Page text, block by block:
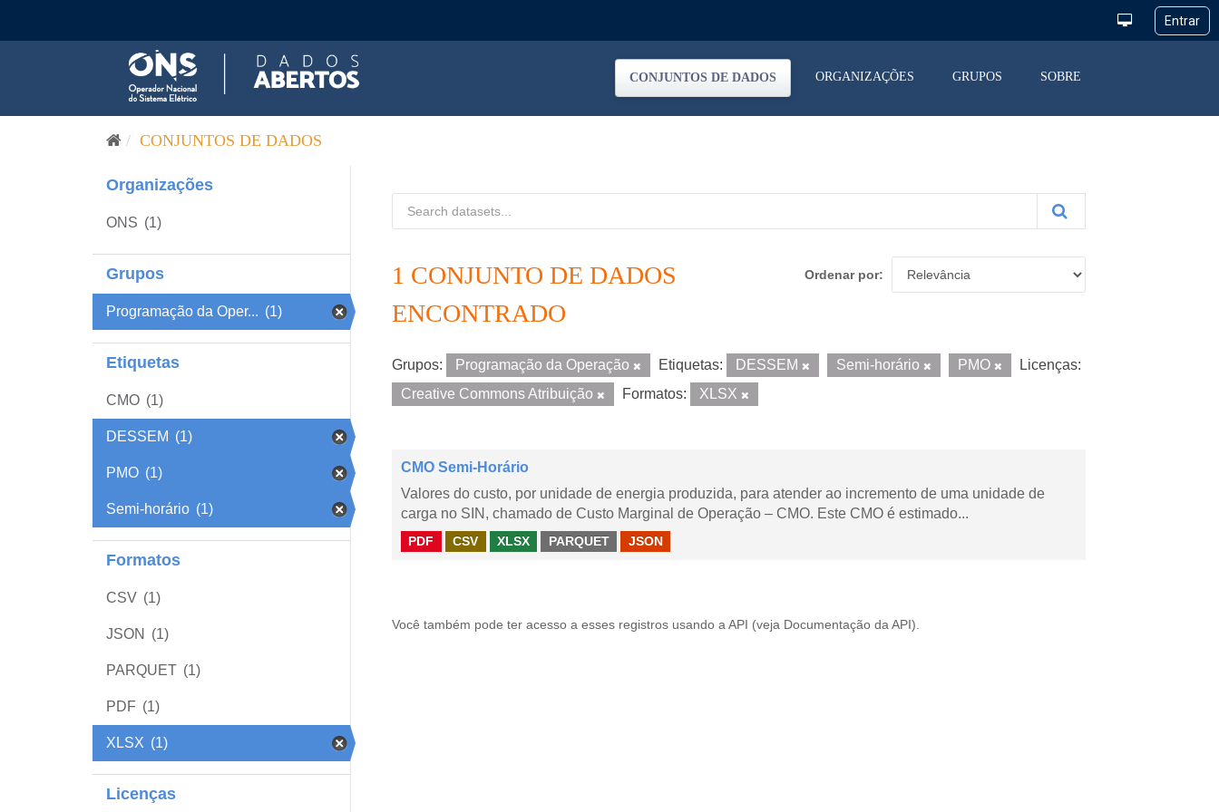
CONJUNTOS DE DADOS ORGANIZAÇÕES GRUPOS SOBRE
CONJUNTOS DE DADOS
Organizações
ONS (1)
Grupos
Programação da Oper... (1)
Etiquetas
CMO (1)
DESSEM (1)
PMO (1)
Semi-horário (1)
Formatos
CSV (1)
JSON (1)
PARQUET (1)
PDF (1)
XLSX (1)
Licenças
Ordenar por
1 CONJUNTO DE DADOS
ENCONTRADO
Grupos: Programação da Operação Etiquetas: DESSEM Semi-horário PMO
Licenças:
Creative Commons Atribuição
Formatos: XLSX
CMO Semi-Horário
Valores do custo, por unidade de energia produzida, para atender ao incremento de uma unidade de
carga no SIN, chamado de Custo Marginal de Operação – CMO. Este CMO é estimado...
PDF CSV XLSX PARQUET JSON
Você também pode ter acesso a esses registros usando a API (veja Documentação da API ).